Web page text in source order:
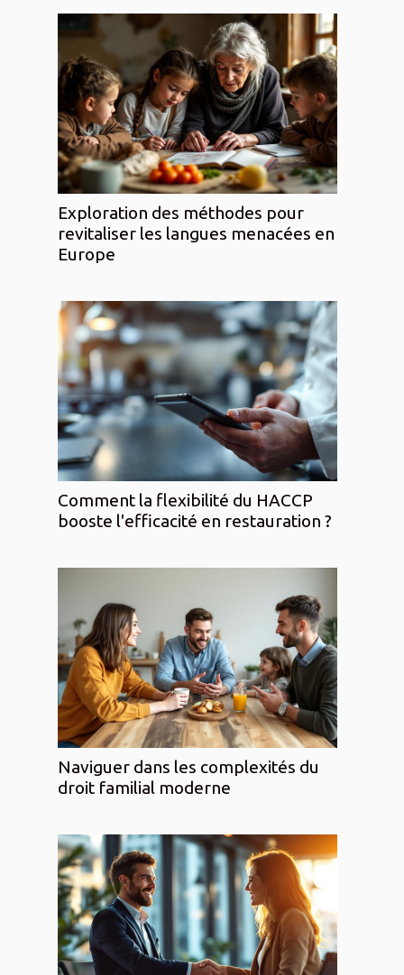
Exploration des méthodes pour
revitaliser les langues menacées en
Europe
Comment la flexibilité du HACCP
booste l'efficacité en restauration ?
Naviguer dans les complexités du
droit familial moderne